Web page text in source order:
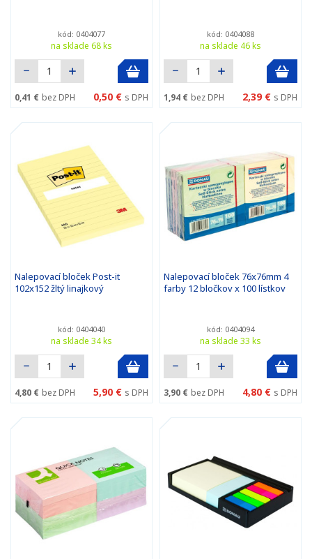
kód: 0404077
na sklade 68 ks
0,41 € bez DPH 0,50 € s DPH
kód: 0404088
na sklade 46 ks
1,94 € bez DPH 2,39 € s DPH
Nalepovací bloček Post-it
102x152 žltý linajkový
kód: 0404040
na sklade 34 ks
4,80 € bez DPH 5,90 € s DPH
Nalepovací bloček 76x76mm 4
farby 12 bločkov x 100 lístkov
kód: 0404094
na sklade 33 ks
3,90 € bez DPH 4,80 € s DPH